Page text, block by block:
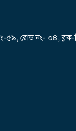
৫৯, রোড নং- ০৪, ব্লক-